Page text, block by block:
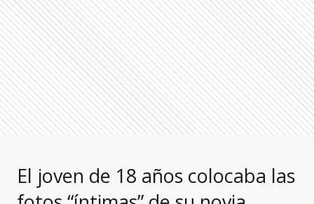
El joven de 18 años colocaba las